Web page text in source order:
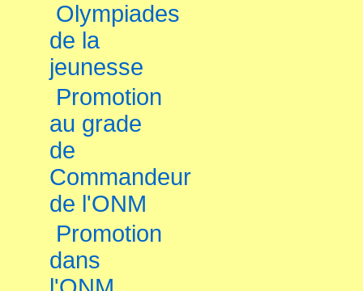
Olympiades
de la
jeunesse
Promotion
au grade
de
Commandeur
de l'ONM
Promotion
dans